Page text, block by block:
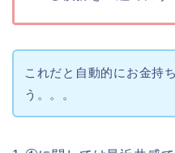
これだと自動的にお金持
う。。。